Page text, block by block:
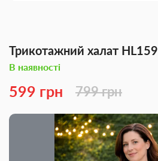
Трикотажний халат HL159
В наявності
599 грн 799 грн